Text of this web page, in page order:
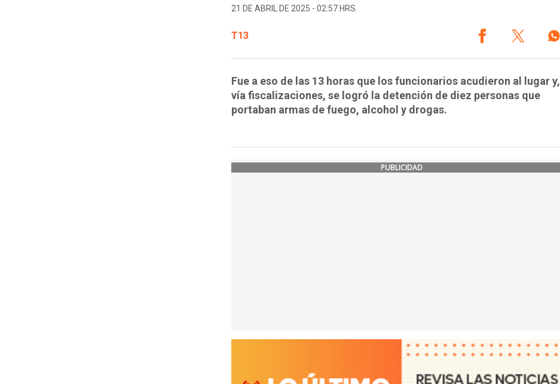
21 DE ABRIL DE 2025 - 02:57 HRS.
T13
Fue a eso de las 13 horas que los funcionarios acudieron al lugar y,
vía fiscalizaciones, se logró la detención de diez personas que
portaban armas de fuego, alcohol y drogas.
PUBLICIDAD